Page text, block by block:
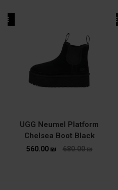
SALE
UGG Neumel Platform
Chelsea Boot Black
680.00₪
560.00 ₪